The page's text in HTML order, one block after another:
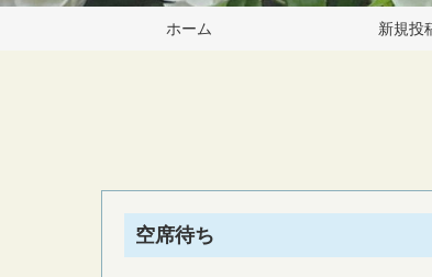
ホーム 新規投
空席待ち